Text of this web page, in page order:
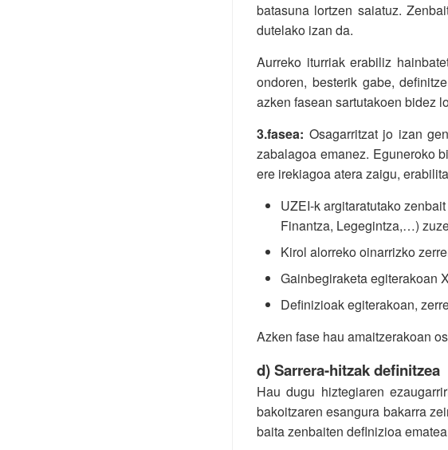
batasuna lortzen saiatuz.
dutelako izan da.
Aurreko iturriak erabiliz
ondoren, besterik gabe,
azken fasean sartutakoen bidez
3.fasea: Osagarritzat jo izan
zabalagoa emanez. Eguneroko
ere irekiagoa atera zaigu,
UZEI-k argitaratutako
Finantza, Legegintza,…)
Kirol alorreko oinarrizko
Gainbegiraketa egiterakoan
Definizioak egiterakoan,
Azken fase hau amaitzerakoan
d) Sarrera-hitzak definitzea
Hau dugu hiztegiaren
bakoitzaren esangura bakarra
baita zenbaiten deflnizioa